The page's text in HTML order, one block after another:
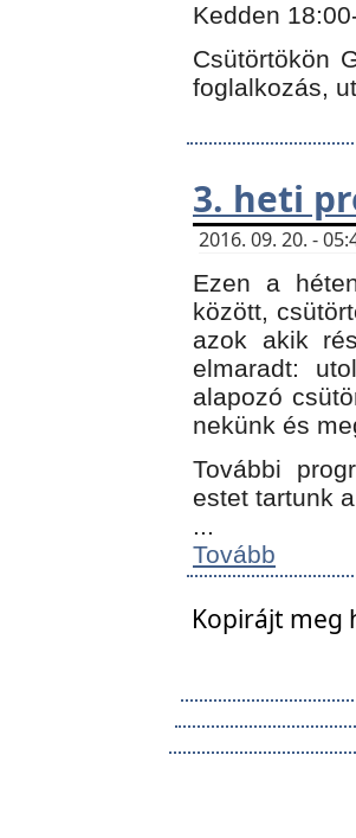
Kedden
Csütörtökön
foglalkozás,
3. heti
2016. 09. 20. -
Ezen a
között,
azok akik
elmaradt:
alapozó
nekünk és
További
estet tartunk
...
Tovább
Kopirájt meg